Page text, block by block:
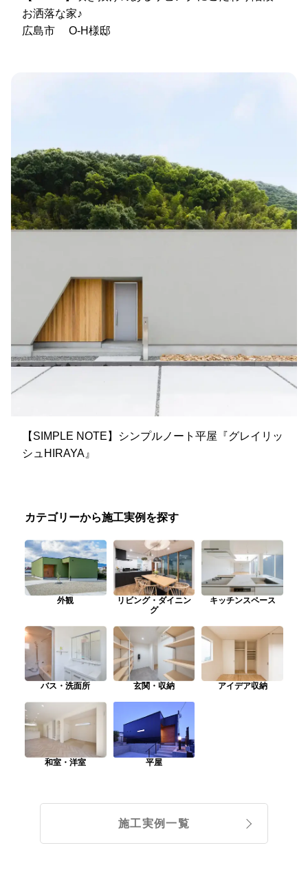
お洒落な家♪
広島市 O-H様邸
【SIMPLE NOTE】シンプルノート平屋『グレイリッ
シュHIRAYA』
カテゴリーから施工実例を探す
外観
リビング・ダイニン
グ
キッチンスペース
バス・洗面所 玄関・収納 アイデア収納
和室・洋室 平屋
施工実例一覧